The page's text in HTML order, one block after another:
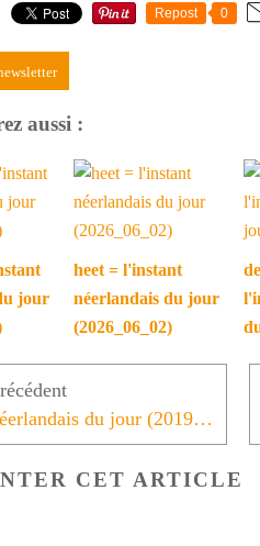
Repost 0
aussi :
jour
heet = l'instant
néerlandais du jour
(2026_06_02)
L'instant néerlandais du jour (2019_06_06): barbecueën
CET ARTICLE